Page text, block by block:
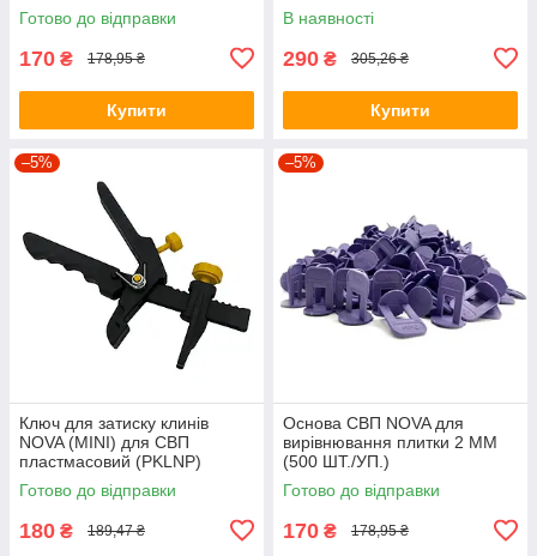
Готово до відправки
170 ₴ 178,95 ₴
Купити
В наявності
290 ₴ 305,26 ₴
Купити
–5%
Ключ для затиску клинів
NOVA (MINI) для СВП
пластмасовий (PKLNP)
Готово до відправки
180 ₴ 189,47 ₴
–5%
Основа СВП NOVA для
вирівнювання плитки 2 ММ
(500 ШТ./УП.)
Готово до відправки
170 ₴ 178,95 ₴